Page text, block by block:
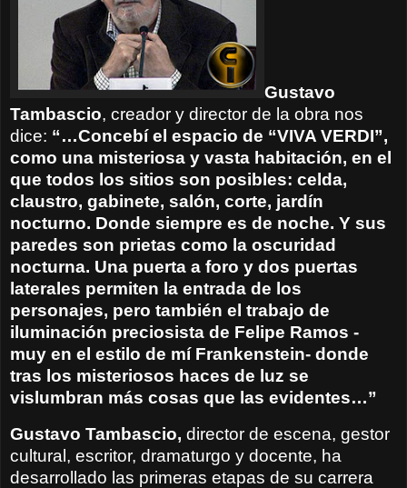
Gustavo
Tambascio, creador y director de la obra nos
dice: “…Concebí el espacio de “VIVA VERDI”,
como una misteriosa y vasta habitación, en el
que todos los sitios son posibles: celda,
claustro, gabinete, salón, corte, jardín
nocturno. Donde siempre es de noche. Y sus
paredes son prietas como la oscuridad
nocturna. Una puerta a foro y dos puertas
laterales permiten la entrada de los
personajes, pero también el trabajo de
iluminación preciosista de Felipe Ramos -
muy en el estilo de mí Frankenstein- donde
tras los misteriosos haces de luz se
vislumbran más cosas que las evidentes…”
Gustavo Tambascio, director de escena, gestor
cultural, escritor, dramaturgo y docente, ha
desarrollado las primeras etapas de su carrera